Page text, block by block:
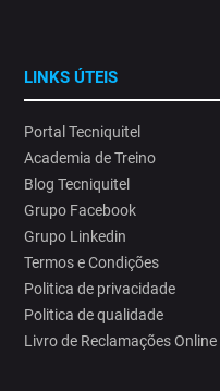
LINKS ÚTEIS
Portal Tecniquitel
Academia de Treino
Blog Tecniquitel
Grupo Facebook
Grupo Linkedin
Termos e Condições
Politica de privacidade
Politica de qualidade
Livro de Reclamações Online